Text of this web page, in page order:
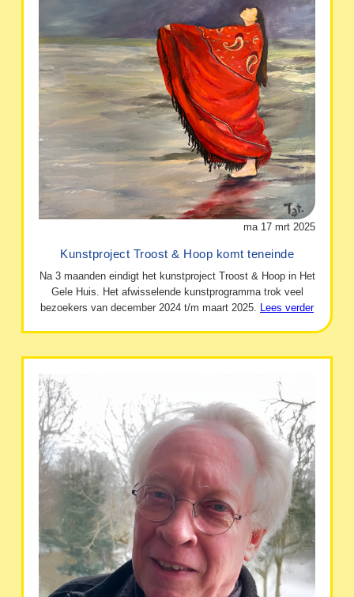
ma 17 mrt 2025
Kunstproject Troost & Hoop komt teneinde
Na 3 maanden eindigt het kunstproject Troost & Hoop in Het
Gele Huis. Het afwisselende kunstprogramma trok veel
bezoekers van december 2024 t/m maart 2025. Lees verder